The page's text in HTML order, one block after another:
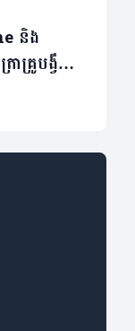
និង
គ្រូបង្វឹក